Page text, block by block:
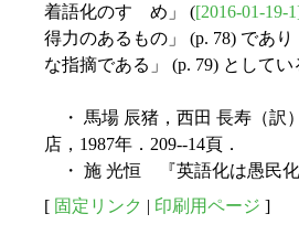
着語化のすゝめ」 ([2016-01-19-
得力のあるもの」 (p. 78) であ
な指摘である」 (p. 79) としてい
・ 馬場 辰猪，西田 長寿（
店，1987年．209--14頁．
・ 施 光恒 『英語化は愚民
[ 固定リンク | 印刷用ページ ]